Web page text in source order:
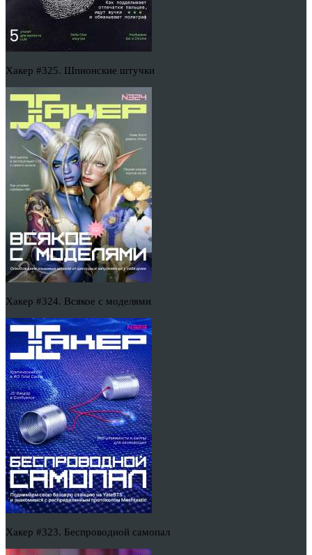
Хакер #325. Шпионские штучки
Хакер #324. Всякое с моделями
Хакер #323. Беспроводной самопал